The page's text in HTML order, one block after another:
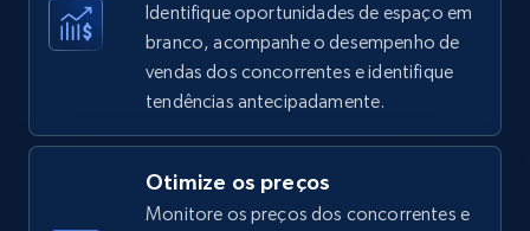
TikTok Shop
URL, Title, Available, Description, Currency, Initial
price, Final price, Discount percent, and more.
5.4K+ 667+ Comece agora
Identifique oportunidades de espaço em
branco, acompanhe o desempenho de
vendas dos concorrentes e identifique
tendências antecipadamente.
Otimize os preços
Monitore os preços dos concorrentes e